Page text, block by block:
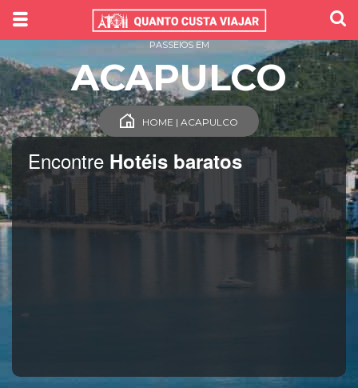
Encontre Hotéis baratos
PASSEIOS EM
ACAPULCO
HOME | ACAPULCO